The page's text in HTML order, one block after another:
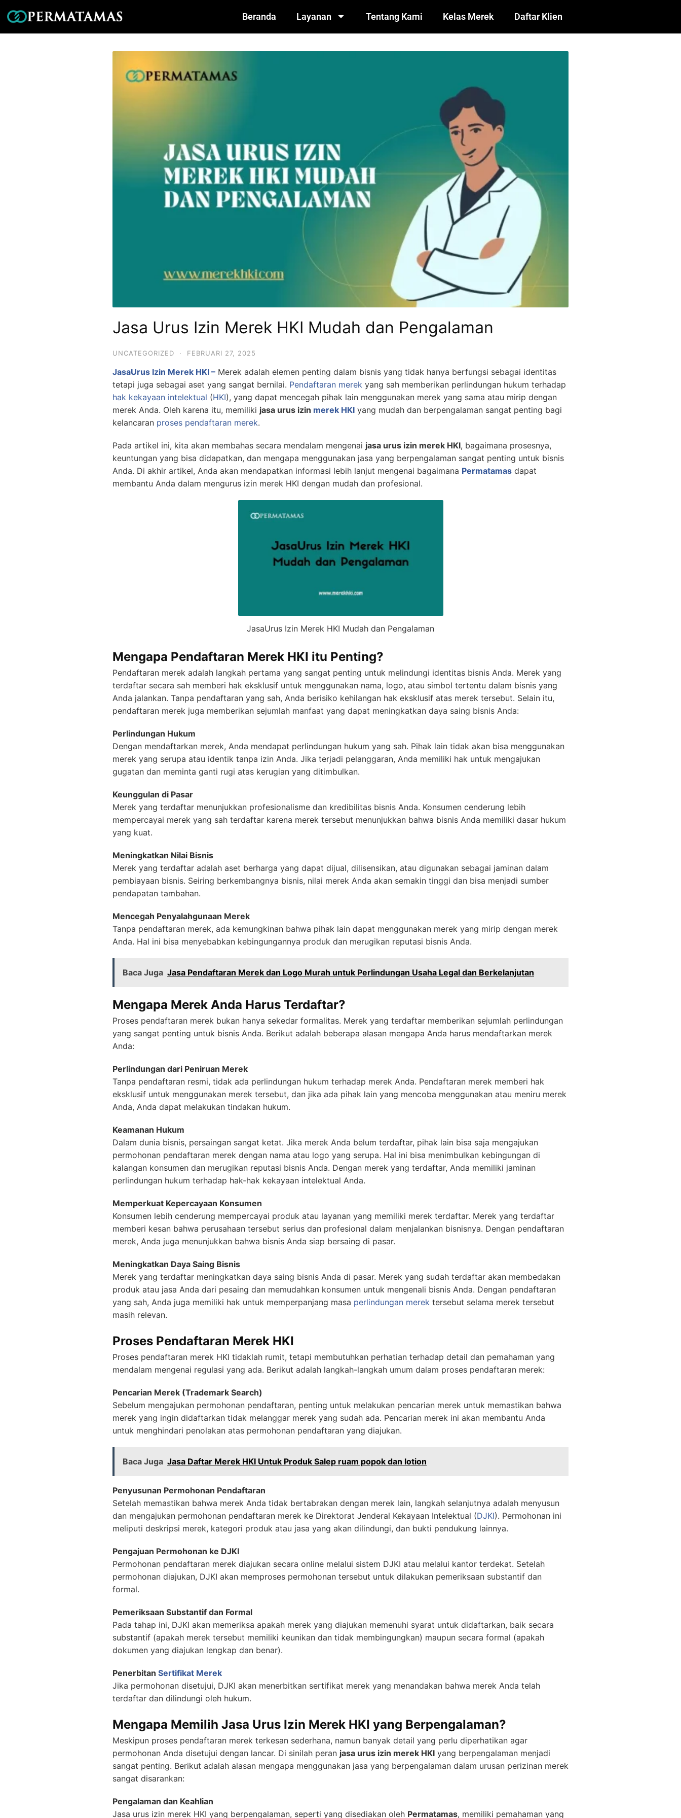
Beranda Layanan Tentang Kami Kelas Merek Daftar Klien
Jasa Urus Izin Merek HKI Mudah dan Pengalaman
UNCATEGORIZED · FEBRUARI 27, 2025
JasaUrus Izin Merek HKI – Merek adalah elemen penting dalam bisnis yang tidak hanya berfungsi sebagai identitas
tetapi juga sebagai aset yang sangat bernilai. Pendaftaran merek yang sah memberikan perlindungan hukum terhadap
hak kekayaan intelektual (HKI), yang dapat mencegah pihak lain menggunakan merek yang sama atau mirip dengan
merek Anda. Oleh karena itu, memiliki jasa urus izin merek HKI yang mudah dan berpengalaman sangat penting bagi
kelancaran proses pendaftaran merek.
Pada artikel ini, kita akan membahas secara mendalam mengenai jasa urus izin merek HKI, bagaimana prosesnya,
keuntungan yang bisa didapatkan, dan mengapa menggunakan jasa yang berpengalaman sangat penting untuk bisnis
Anda. Di akhir artikel, Anda akan mendapatkan informasi lebih lanjut mengenai bagaimana Permatamas dapat
membantu Anda dalam mengurus izin merek HKI dengan mudah dan profesional.
JasaUrus Izin Merek HKI Mudah dan Pengalaman
Mengapa Pendaftaran Merek HKI itu Penting?
Pendaftaran merek adalah langkah pertama yang sangat penting untuk melindungi identitas bisnis Anda. Merek yang
terdaftar secara sah memberi hak eksklusif untuk menggunakan nama, logo, atau simbol tertentu dalam bisnis yang
Anda jalankan. Tanpa pendaftaran yang sah, Anda berisiko kehilangan hak eksklusif atas merek tersebut. Selain itu,
pendaftaran merek juga memberikan sejumlah manfaat yang dapat meningkatkan daya saing bisnis Anda:
Perlindungan Hukum
Dengan mendaftarkan merek, Anda mendapat perlindungan hukum yang sah. Pihak lain tidak akan bisa menggunakan
merek yang serupa atau identik tanpa izin Anda. Jika terjadi pelanggaran, Anda memiliki hak untuk mengajukan
gugatan dan meminta ganti rugi atas kerugian yang ditimbulkan.
Keunggulan di Pasar
Merek yang terdaftar menunjukkan profesionalisme dan kredibilitas bisnis Anda. Konsumen cenderung lebih
mempercayai merek yang sah terdaftar karena merek tersebut menunjukkan bahwa bisnis Anda memiliki dasar hukum
yang kuat.
Meningkatkan Nilai Bisnis
Merek yang terdaftar adalah aset berharga yang dapat dijual, dilisensikan, atau digunakan sebagai jaminan dalam
pembiayaan bisnis. Seiring berkembangnya bisnis, nilai merek Anda akan semakin tinggi dan bisa menjadi sumber
pendapatan tambahan.
Mencegah Penyalahgunaan Merek
Tanpa pendaftaran merek, ada kemungkinan bahwa pihak lain dapat menggunakan merek yang mirip dengan merek
Anda. Hal ini bisa menyebabkan kebingungannya produk dan merugikan reputasi bisnis Anda.
Baca Juga Jasa Pendaftaran Merek dan Logo Murah untuk Perlindungan Usaha Legal dan Berkelanjutan
Mengapa Merek Anda Harus Terdaftar?
Proses pendaftaran merek bukan hanya sekedar formalitas. Merek yang terdaftar memberikan sejumlah perlindungan
yang sangat penting untuk bisnis Anda. Berikut adalah beberapa alasan mengapa Anda harus mendaftarkan merek
Anda:
Perlindungan dari Peniruan Merek
Tanpa pendaftaran resmi, tidak ada perlindungan hukum terhadap merek Anda. Pendaftaran merek memberi hak
eksklusif untuk menggunakan merek tersebut, dan jika ada pihak lain yang mencoba menggunakan atau meniru merek
Anda, Anda dapat melakukan tindakan hukum.
Keamanan Hukum
Dalam dunia bisnis, persaingan sangat ketat. Jika merek Anda belum terdaftar, pihak lain bisa saja mengajukan
permohonan pendaftaran merek dengan nama atau logo yang serupa. Hal ini bisa menimbulkan kebingungan di
kalangan konsumen dan merugikan reputasi bisnis Anda. Dengan merek yang terdaftar, Anda memiliki jaminan
perlindungan hukum terhadap hak-hak kekayaan intelektual Anda.
Memperkuat Kepercayaan Konsumen
Konsumen lebih cenderung mempercayai produk atau layanan yang memiliki merek terdaftar. Merek yang terdaftar
memberi kesan bahwa perusahaan tersebut serius dan profesional dalam menjalankan bisnisnya. Dengan pendaftaran
merek, Anda juga menunjukkan bahwa bisnis Anda siap bersaing di pasar.
Meningkatkan Daya Saing Bisnis
Merek yang terdaftar meningkatkan daya saing bisnis Anda di pasar. Merek yang sudah terdaftar akan membedakan
produk atau jasa Anda dari pesaing dan memudahkan konsumen untuk mengenali bisnis Anda. Dengan pendaftaran
yang sah, Anda juga memiliki hak untuk memperpanjang masa perlindungan merek tersebut selama merek tersebut
masih relevan.
Proses Pendaftaran Merek HKI
Proses pendaftaran merek HKI tidaklah rumit, tetapi membutuhkan perhatian terhadap detail dan pemahaman yang
mendalam mengenai regulasi yang ada. Berikut adalah langkah-langkah umum dalam proses pendaftaran merek:
Pencarian Merek (Trademark Search)
Sebelum mengajukan permohonan pendaftaran, penting untuk melakukan pencarian merek untuk memastikan bahwa
merek yang ingin didaftarkan tidak melanggar merek yang sudah ada. Pencarian merek ini akan membantu Anda
untuk menghindari penolakan atas permohonan pendaftaran yang diajukan.
Baca Juga Jasa Daftar Merek HKI Untuk Produk Salep ruam popok dan lotion
Penyusunan Permohonan Pendaftaran
Setelah memastikan bahwa merek Anda tidak bertabrakan dengan merek lain, langkah selanjutnya adalah menyusun
dan mengajukan permohonan pendaftaran merek ke Direktorat Jenderal Kekayaan Intelektual (DJKI). Permohonan ini
meliputi deskripsi merek, kategori produk atau jasa yang akan dilindungi, dan bukti pendukung lainnya.
Pengajuan Permohonan ke DJKI
Permohonan pendaftaran merek diajukan secara online melalui sistem DJKI atau melalui kantor terdekat. Setelah
permohonan diajukan, DJKI akan memproses permohonan tersebut untuk dilakukan pemeriksaan substantif dan
formal.
Pemeriksaan Substantif dan Formal
Pada tahap ini, DJKI akan memeriksa apakah merek yang diajukan memenuhi syarat untuk didaftarkan, baik secara
substantif (apakah merek tersebut memiliki keunikan dan tidak membingungkan) maupun secara formal (apakah
dokumen yang diajukan lengkap dan benar).
Penerbitan Sertifikat Merek
Jika permohonan disetujui, DJKI akan menerbitkan sertifikat merek yang menandakan bahwa merek Anda telah
terdaftar dan dilindungi oleh hukum.
Mengapa Memilih Jasa Urus Izin Merek HKI yang Berpengalaman?
Meskipun proses pendaftaran merek terkesan sederhana, namun banyak detail yang perlu diperhatikan agar
permohonan Anda disetujui dengan lancar. Di sinilah peran jasa urus izin merek HKI yang berpengalaman menjadi
sangat penting. Berikut adalah alasan mengapa menggunakan jasa yang berpengalaman dalam urusan perizinan merek
sangat disarankan:
Pengalaman dan Keahlian
Jasa urus izin merek HKI yang berpengalaman, seperti yang disediakan oleh Permatamas, memiliki pemahaman yang